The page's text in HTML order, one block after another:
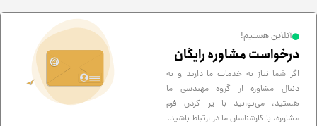
آنلاین هستیم!
درخواست مشاوره رایگان
اگر شما نیاز به خدمات ما دارید و به
دنبال مشاوره از گروه مهندسی ما
هستید، می‌توانید با پر کردن فرم
مشاوره، با کارشناسان ما در ارتباط باشید.